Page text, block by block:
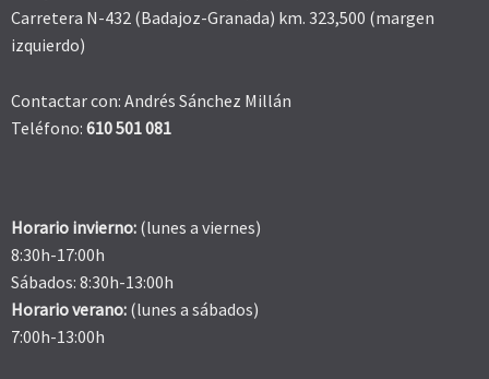
Carretera N-432 (Badajoz-Granada) km. 323,500 (margen
izquierdo)
Contactar con: Andrés Sánchez Millán
Teléfono: 610 501 081
Horario invierno: (lunes a viernes)
8:30h-17:00h
Sábados: 8:30h-13:00h
Horario verano: (lunes a sábados)
7:00h-13:00h